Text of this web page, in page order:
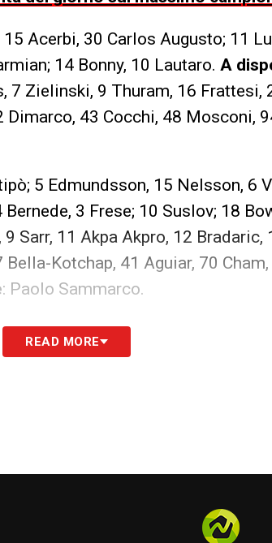
15 Acerbi, 30 Carlos Augusto; 11
14 Bonny, 10 Lautaro. A
7 Zielinski, 9 Thuram, 16 Frattesi,
Dimarco, 43 Cocchi, 48 Mosconi,
5 Edmundsson, 15 Nelsson, 6
3 Frese; 10 Suslov; 18
Sarr, 11 Akpa Akpro, 12 Bradaric,
Kotchap, 41 Aguiar, 70
: Paolo Sammarco.
READ MORE